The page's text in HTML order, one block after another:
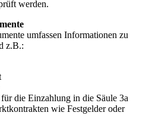
werden.
umfassen Informationen zu
z.B.:
die Einzahlung in die Säule 3a
wie Festgelder oder